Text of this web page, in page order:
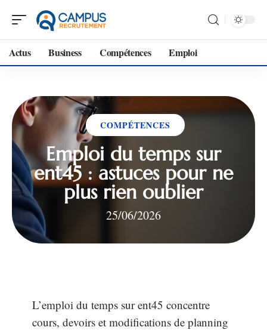
Actus Business Compétences Emploi
COMPÉTENCES
Emploi du temps sur
ent45 : astuces pour ne
plus rien oublier
25/06/2026
L’emploi du temps sur ent45 concentre
cours, devoirs et modifications de planning